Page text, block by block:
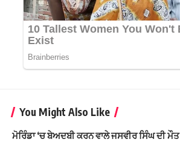
You Might Also Like
ਮੋਰਿੰਡਾ ‘ਚ ਬੇਅਦਬੀ ਕਰਨ ਵਾਲੇ ਜਸਵੀਰ ਸਿੰਘ ਦੀ ਮੌਤ